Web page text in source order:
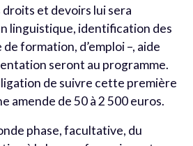
et devoirs lui sera
linguistique, identification des
formation, d’emploi –, aide
seront au programme.
de suivre cette première
amende de 50 à 2 500 euros.
phase, facultative, du